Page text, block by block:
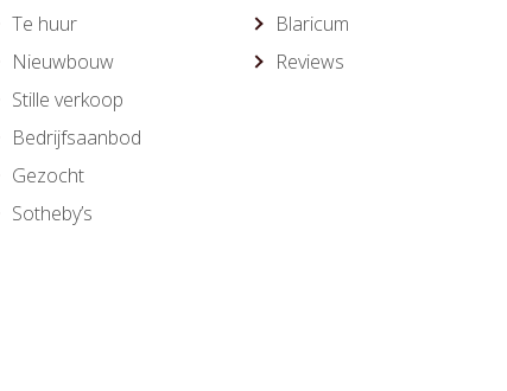
Te huur
Nieuwbouw
Stille verkoop
Bedrijfsaanbod
Gezocht
Sotheby’s
Blaricum
Reviews